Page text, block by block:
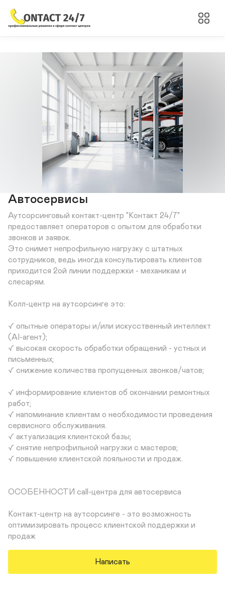
Автосервисы
Аутсорсинговый контакт-центр "Контакт 24/7"
предоставляет операторов с опытом для обработки
звонков и заявок.
Это снимет непрофильную нагрузку с штатных
сотрудников, ведь иногда консультировать клиентов
приходится 2ой линии поддержки - механикам и
слесарям.
Колл-центр на аутсорсинге это:
✓ опытные операторы и/или искусственный интеллект
(AI-агент);
✓ высокая скорость обработки обращений - устных и
письменных;
✓ снижение количества пропущенных звонков/чатов;
✓ информирование клиентов об окончании ремонтных
работ;
✓ напоминание клиентам о необходимости проведения
сервисного обслуживания.
✓ актуализация клиентской базы;
✓ снятие непрофильной нагрузки с мастеров;
✓ повышение клиентской лояльности и продаж.
ОСОБЕННОСТИ call-центра для автосервиса
Контакт-центр на аутсорсинге - это возможность
оптимизировать процесс клиентской поддержки и
продаж
Написать